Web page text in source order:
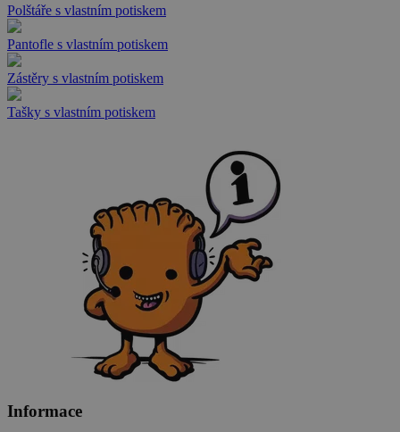
Polštáře s vlastním potiskem
Pantofle s vlastním potiskem
Zástěry s vlastním potiskem
Tašky s vlastním potiskem
Informace